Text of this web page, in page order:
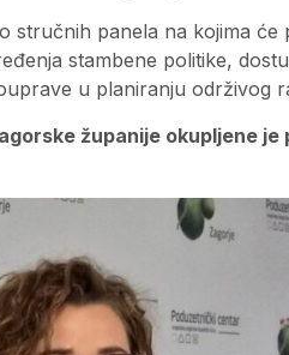
stručnih panela na kojima će
stambene politike,
u planiranju održivog
županije okupljene